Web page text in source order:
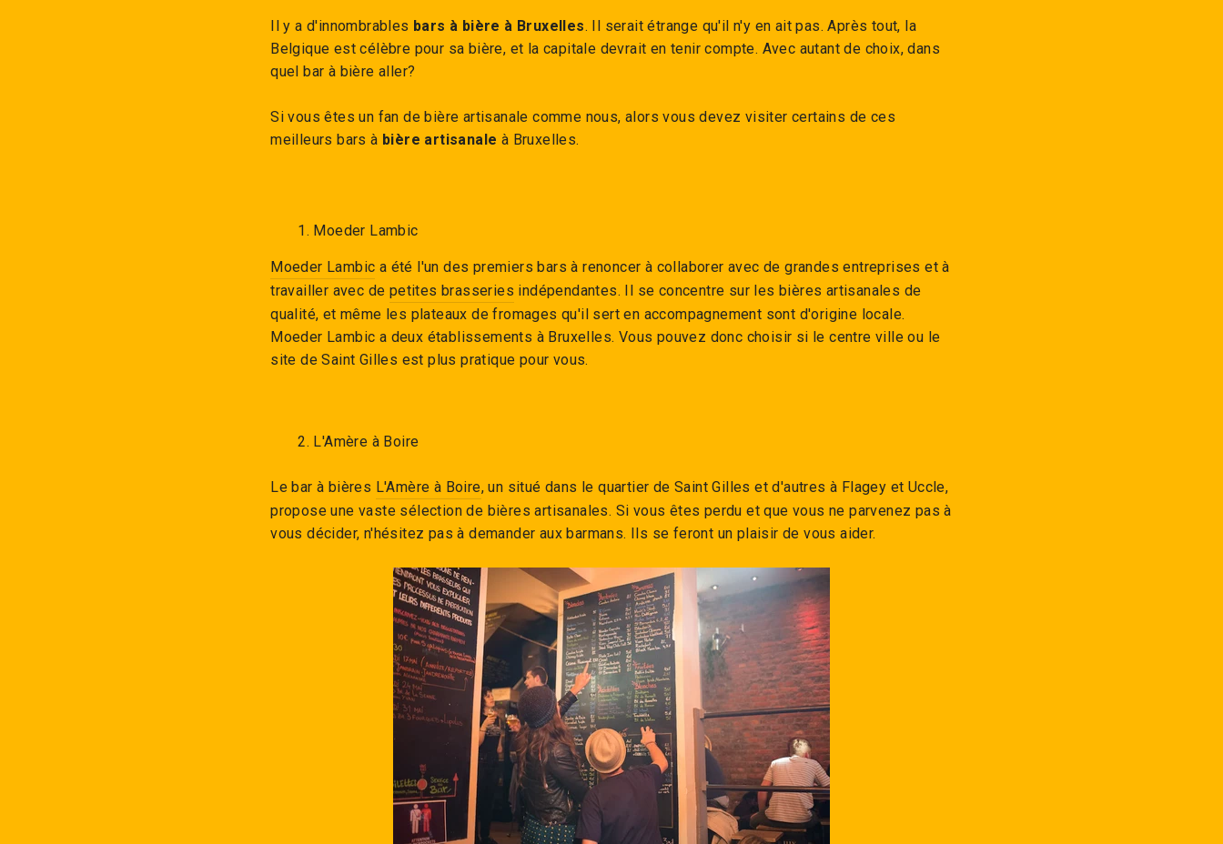
Il y a d'innombrables bars à bière à Bruxelles. Il serait étrange qu'il n'y en ait pas. Après tout, la
Belgique est célèbre pour sa bière, et la capitale devrait en tenir compte. Avec autant de choix, dans
quel bar à bière aller?
Si vous êtes un fan de bière artisanale comme nous, alors vous devez visiter certains de ces
meilleurs bars à bière artisanale à Bruxelles.
1. Moeder Lambic
Moeder Lambic a été l'un des premiers bars à renoncer à collaborer avec de grandes entreprises et à
travailler avec de petites brasseries indépendantes. Il se concentre sur les bières artisanales de
qualité, et même les plateaux de fromages qu'il sert en accompagnement sont d'origine locale.
Moeder Lambic a deux établissements à Bruxelles. Vous pouvez donc choisir si le centre ville ou le
site de Saint Gilles est plus pratique pour vous.
2. L'Amère à Boire
Le bar à bières L'Amère à Boire, un situé dans le quartier de Saint Gilles et d'autres à Flagey et Uccle,
propose une vaste sélection de bières artisanales. Si vous êtes perdu et que vous ne parvenez pas à
vous décider, n'hésitez pas à demander aux barmans. Ils se feront un plaisir de vous aider.